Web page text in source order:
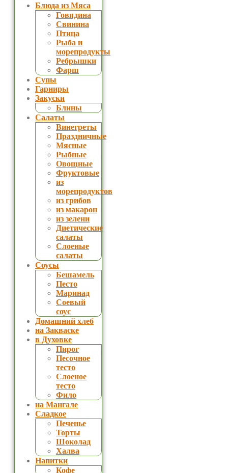
Блюда из Мяса
Говядина
Свинина
Птица
Рыба и
морепродукты
Ребрышки
Фарш
Супы
Гарниры
Закуски
Блины
Салаты
Винегреты
Праздничные
Мясные
Рыбные
Овощные
Фруктовые
из
морепродуктов
из грибов
из макарон
из зелени
Диетические
салаты
Слоеные
салаты
Соусы
Бешамель
Песто
Маринад
Соевый
соус
Домашний хлеб
на Закваске
в Духовке
Пирог
Песочное
тесто
Слоеное
тесто
Фило
на Мангале
Сладкое
Печенье
Торты
Шоколад
Халва
Напитки
Кофе